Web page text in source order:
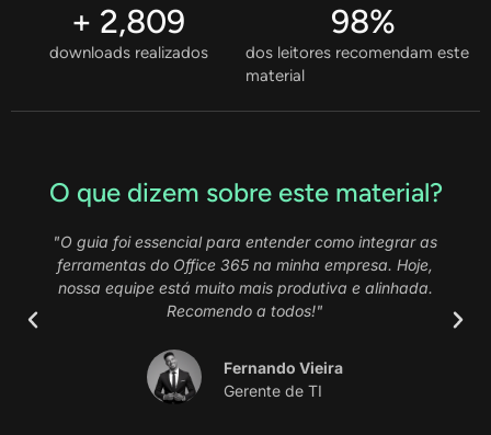
downloads realizados
+ 2,809
dos leitores recomendam este
material
98%
O que dizem sobre este material?
"Com este material, consegui automatizar processos
que antes eram manuais e demorados. A explicação
sobre a Power Platform foi clara e prática. Excelente
conteúdo!"
Jennerfer Almeida
Coordenadora de Projetos